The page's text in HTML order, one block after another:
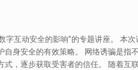
互动安全的影响”的专题讲座。 本
身安全的有效策略。 网络诱骗是
，逐步获取受害者的信任。 随着